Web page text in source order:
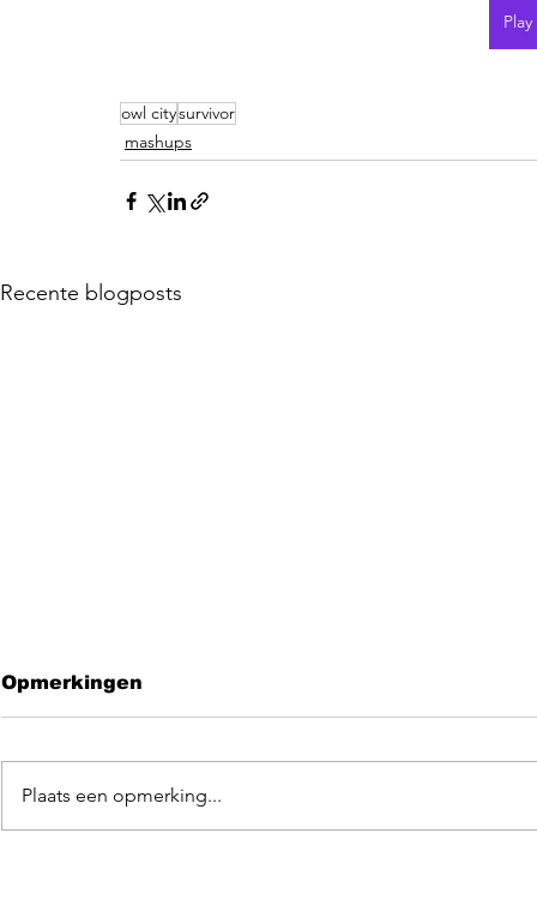
owl citysurvivor
mashups
Recente blogposts
Leave
Opmerkingen
Plaats een opmerking...